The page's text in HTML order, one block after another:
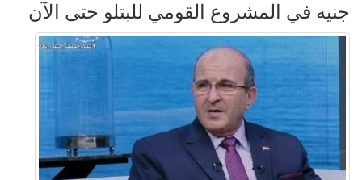
جنيه في المشروع القومي للبتلو حتى الآن